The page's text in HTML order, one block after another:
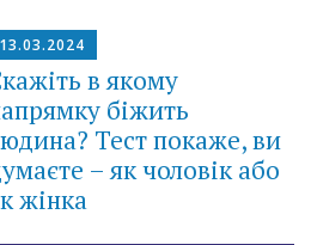
13.03.2024
в якому
біжить
Тест покаже, ви
– як чоловік або
жінка